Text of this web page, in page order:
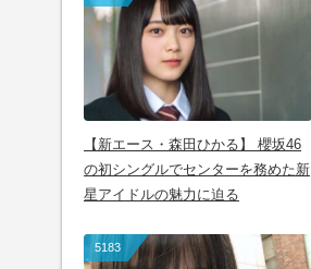
【新エース・森田ひかる】 櫻坂46
の初シングルでセンターを務めた新
星アイドルの魅力に迫る
5183